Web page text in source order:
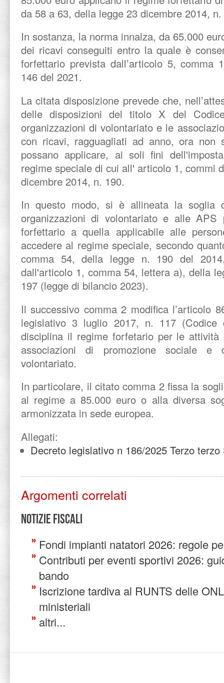
da 58 a 63, della legge 23 dicembre 2014,
In sostanza, la norma innalza, da 65.000
dei ricavi conseguiti entro la quale è
forfettario prevista dall’articolo 5, comma
146 del 2021.
La citata disposizione prevede che,
delle disposizioni del titolo X del
organizzazioni di volontariato e le
con ricavi, ragguagliati ad anno, ora non
possano applicare, ai soli fini
regime speciale di cui all' articolo 1, commi
dicembre 2014, n. 190.
In questo modo, si è allineata la soglia
organizzazioni di volontariato e alle APS
forfettario a quella applicabile alle
accedere al regime speciale, secondo
comma 54, della legge n. 190 del
dall'articolo 1, comma 54, lettera a), della
197 (legge di bilancio 2023).
Il successivo comma 2 modifica l’articolo
legislativo 3 luglio 2017, n. 117 (Codice
disciplina il regime forfetario per le attività
associazioni di promozione sociale e
volontariato.
In particolare, il citato comma 2 fissa la
al regime a 85.000 euro o alla diversa
armonizzata in sede europea.
Allegati:
Decreto legislativo n 186/2025 Terzo
Argomenti correlati
Notizie Fiscali
Fondi impianti natatori 2026: regole
Contributi per eventi sportivi 2026:
bando
Iscrizione tardiva al RUNTS delle
ministeriali
altri...